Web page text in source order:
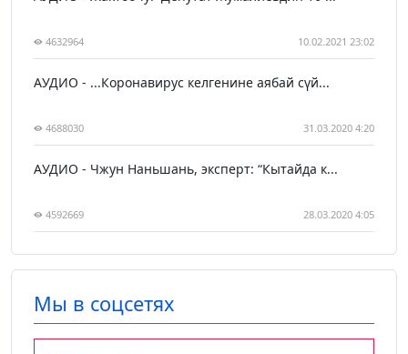
4632964 10.02.2021 23:02
АУДИО - ...Коронавирус келгенине аябай сүй...
4688030 31.03.2020 4:20
АУДИО - Чжун Наньшань, эксперт: “Кытайда к...
4592669 28.03.2020 4:05
Мы в соцсетях